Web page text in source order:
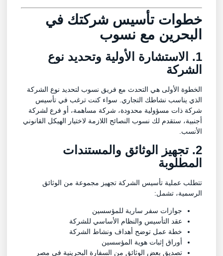
خطوات تأسيس شركتك في
البحرين مع نسوب
1. الاستشارة الأولية وتحديد نوع
الشركة
الخطوة الأولى هي التحدث مع فريق نسوب لتحديد نوع الشركة
الذي يناسب نشاطك التجاري. سواء كنت ترغب في تأسيس
شركة ذات مسؤولية محدودة، شركة مساهمة، أو فرع لشركة
أجنبية، ستقدم لك نسوب النصائح اللازمة لاختيار الهيكل القانوني
الأنسب.
2. تجهيز الوثائق والمستندات
المطلوبة
تتطلب عملية تأسيس الشركة تجهيز مجموعة من الوثائق
الرسمية، تشمل:
جوازات سفر سارية للمؤسسين
عقد التأسيس والنظام الأساسي للشركة
خطة عمل توضح أهداف ونشاط الشركة
أوراق إثبات هوية المؤسسين
تصديق بعض الوثائق من السفارة البحرينية في مصر